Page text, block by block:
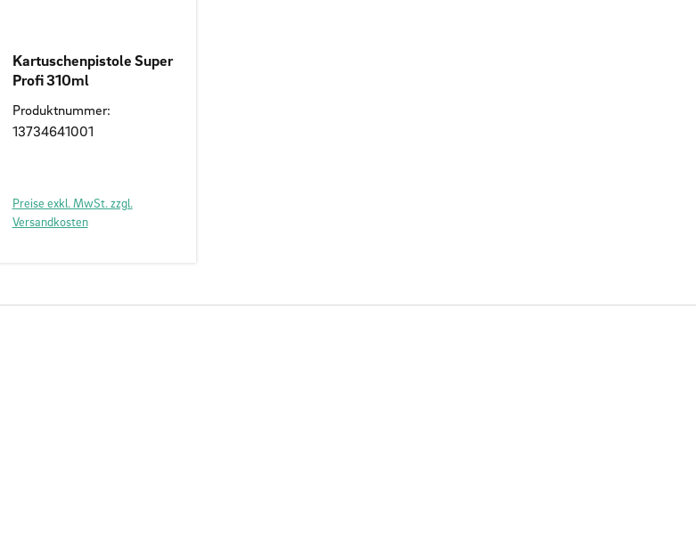
Kartuschenpistole Super
Profi 310ml
Produktnummer:
13734641001
Preise exkl. MwSt. zzgl.
Versandkosten